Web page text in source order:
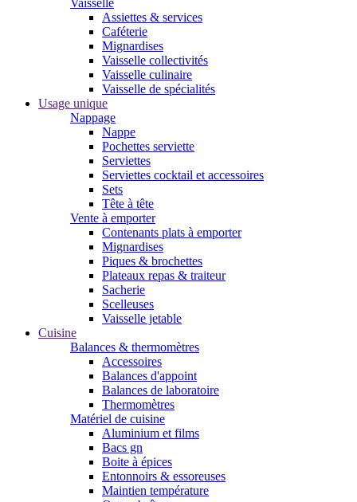
Vaisselle
Assiettes & services
Caféterie
Mignardises
Vaisselle collectivités
Vaisselle culinaire
Vaisselle de spécialités
Usage unique
Nappage
Nappe
Pochettes serviette
Serviettes
Serviettes cocktail et accessoires
Sets
Tête à tête
Vente à emporter
Contenants plats à emporter
Mignardises
Piques & brochettes
Plateaux repas & traiteur
Sacherie
Scelleuses
Vaisselle jetable
Cuisine
Balances & thermomètres
Accessoires
Balances d'appoint
Balances de laboratoire
Thermomètres
Matériel de cuisine
Aluminium et films
Bacs gn
Boite à épices
Entonnoirs & essoreuses
Maintien température